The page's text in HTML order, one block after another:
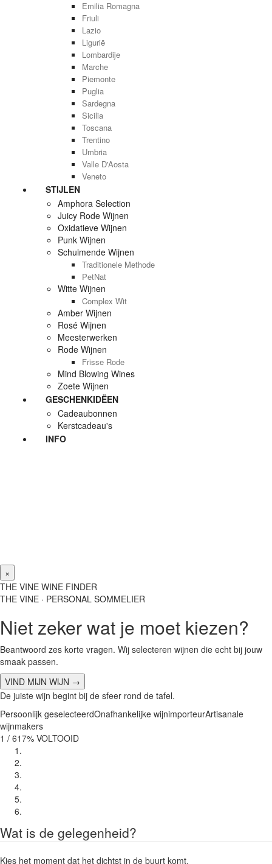
Emilia Romagna
Friuli
Lazio
Ligurië
Lombardije
Marche
Piemonte
Puglia
Sardegna
Sicilia
Toscana
Trentino
Umbria
Valle D'Aosta
Veneto
STIJLEN
Amphora Selection
Juicy Rode Wijnen
Oxidatieve Wijnen
Punk Wijnen
Schuimende Wijnen
Traditionele Methode
PetNat
Witte Wijnen
Complex Wit
Amber Wijnen
Rosé Wijnen
Meesterwerken
Rode Wijnen
Frisse Rode
Mind Blowing Wines
Zoete Wijnen
GESCHENKIDËEN
Cadeaubonnen
Kerstcadeau's
INFO
×
THE VINE WINE FINDER
THE VINE · PERSONAL SOMMELIER
Niet zeker wat je moet kiezen?
Beantwoord zes korte vragen. Wij selecteren wijnen die echt bij jouw
smaak passen.
VIND MIJN WIJN →
De juiste wijn begint bij de sfeer rond de tafel.
Persoonlijk geselecteerdOnafhankelijke wijnimporteurArtisanale
wijnmakers
1 / 617% VOLTOOID
Wat is de gelegenheid?
Kies het moment dat het dichtst in de buurt komt.